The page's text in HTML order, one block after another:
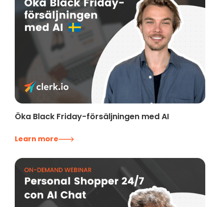
Öka Black Friday-försäljningen med AI
Learn more